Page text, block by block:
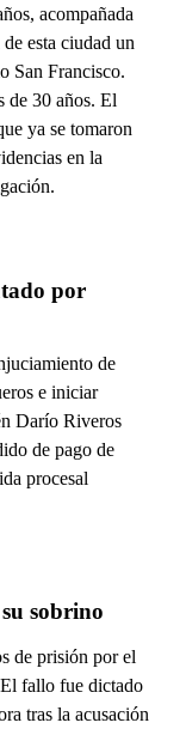
acompañada
esta ciudad un
San Francisco.
de 30 años. El
ya se tomaron
en la
por
de
e iniciar
Darío Riveros
de pago de
procesal
sobrino
de prisión por el
fallo fue dictado
tras la acusación